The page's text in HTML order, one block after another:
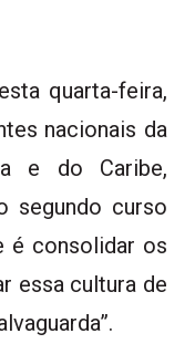
quarta-feira,
nacionais da
e do Caribe,
segundo curso
é consolidar os
essa cultura de